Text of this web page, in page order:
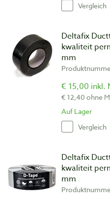
Vergleich
Deltafix
kwaliteit
mm
€ 15,00 inkl.
€ 12,40 ohne
Auf Lager
Vergleich
Deltafix
kwaliteit
mm